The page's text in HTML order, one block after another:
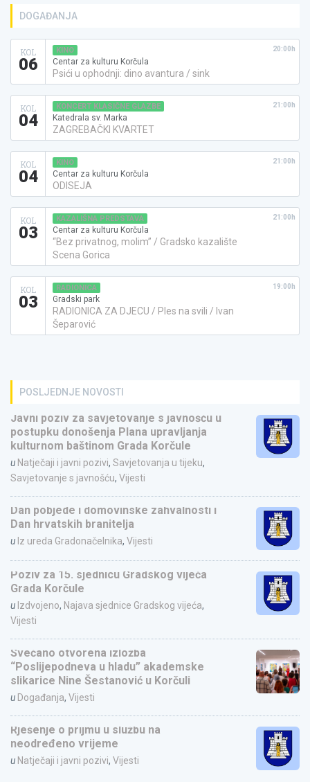
DOGAĐANJA
KOL
06
KINO
Centar za kulturu Korčula
Psići u ophodnji: dino avantura / sink
20:00h
KOL
04
KONCERT KLASIČNE GLAZBE
Katedrala sv. Marka
ZAGREBAČKI KVARTET
21:00h
KOL
04
KINO
Centar za kulturu Korčula
ODISEJA
21:00h
KOL
03
KAZALIŠNA PREDSTAVA
Centar za kulturu Korčula
“Bez privatnog, molim” / Gradsko kazalište
Scena Gorica
21:00h
KOL
03
RADIONICA
Gradski park
RADIONICA ZA DJECU / Ples na svili / Ivan
Šeparović
19:00h
POSLJEDNJE NOVOSTI
Javni poziv za savjetovanje s javnošću u
postupku donošenja Plana upravljanja
kulturnom baštinom Grada Korčule
u Natječaji i javni pozivi, Savjetovanja u tijeku,
Savjetovanje s javnošću, Vijesti
Dan pobjede i domovinske zahvalnosti i
Dan hrvatskih branitelja
u Iz ureda Gradonačelnika, Vijesti
Poziv za 15. sjednicu Gradskog vijeća
Grada Korčule
u Izdvojeno, Najava sjednice Gradskog vijeća,
Vijesti
Svečano otvorena izložba
“Poslijepodneva u hladu” akademske
slikarice Nine Šestanović u Korčuli
u Događanja, Vijesti
Rješenje o prijmu u službu na
neodređeno vrijeme
u Natječaji i javni pozivi, Vijesti